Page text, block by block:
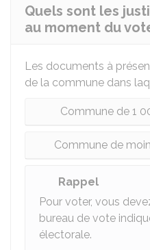
Quels sont les
au moment du
Les documents à
de la commune dans
Commune de 1
Commune de
Rappel
Pour voter, vous
bureau de vote
électorale.